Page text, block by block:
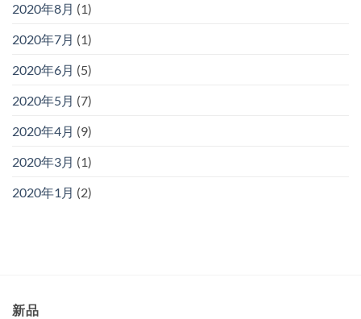
2020年8月 (1)
2020年7月 (1)
2020年6月 (5)
2020年5月 (7)
2020年4月 (9)
2020年3月 (1)
2020年1月 (2)
新品